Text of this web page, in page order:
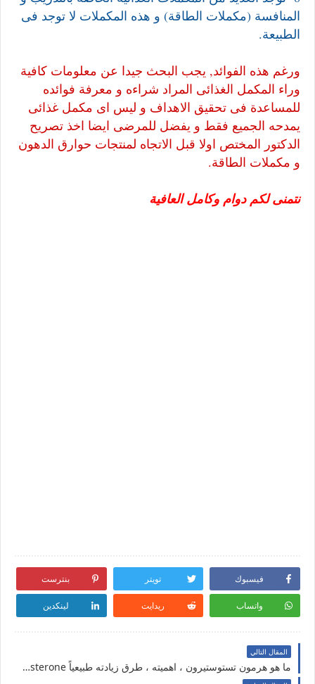
المنافسة (مكملات الطاقة) و هذه المكملات لا توجد فى
الطبيعة.
ورغم هذه الفوائد, يجب البحث جيدا عن معلومات كافية
وراء المكمل الغذائى المراد شراءه و معرفة فوائده
للمساعدة فى تحقيق الاهداف و ليس اى مكمل غذائى
يمدحه الجميع فقط و يفضل للمرضى ايضا اخذ تصريح
الدكتور المختص اولا قبل الاتجاه لمنتجات حوارق الدهون
و مكملات الطاقة.
نتمنى لكم دوام وكامل العافية
فيسبوك تويتر بنترست
واتساب ريدايت لينكدين
المقال التالي
ما هو هرمون تستوستيرون ، اهميته ، طرق زيادته طبيعياً testosterone